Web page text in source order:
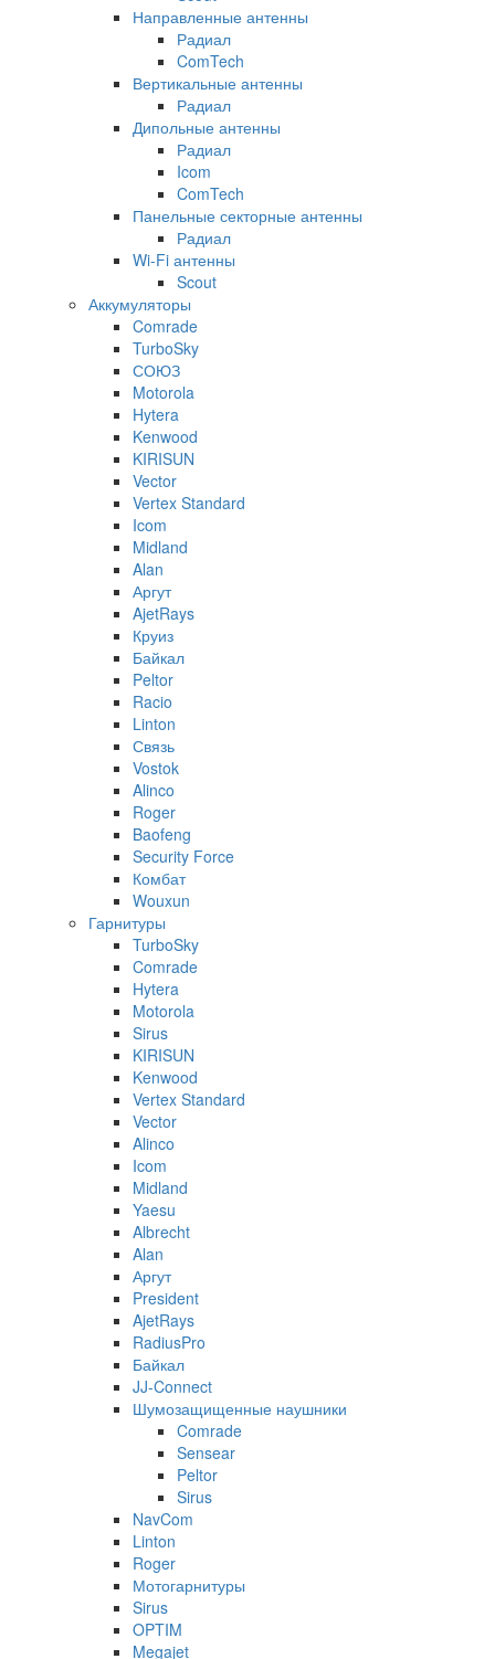
Направленные антенны
Радиал
ComTech
Вертикальные антенны
Радиал
Дипольные антенны
Радиал
Icom
ComTech
Панельные секторные антенны
Радиал
Wi-Fi антенны
Scout
Аккумуляторы
Comrade
TurboSky
СОЮЗ
Motorola
Hytera
Kenwood
KIRISUN
Vector
Vertex Standard
Icom
Midland
Alan
Аргут
AjetRays
Круиз
Байкал
Peltor
Racio
Linton
Связь
Vostok
Alinco
Roger
Baofeng
Security Force
Комбат
Wouxun
Гарнитуры
TurboSky
Comrade
Hytera
Motorola
Sirus
KIRISUN
Kenwood
Vertex Standard
Vector
Alinco
Icom
Midland
Yaesu
Albrecht
Alan
Аргут
President
AjetRays
RadiusPro
Байкал
JJ-Connect
Шумозащищенные наушники
Comrade
Sensear
Peltor
Sirus
NavCom
Linton
Roger
Мотогарнитуры
Sirus
OPTIM
Megajet